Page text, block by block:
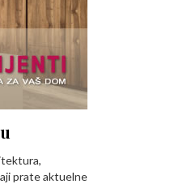
prate aktuelne